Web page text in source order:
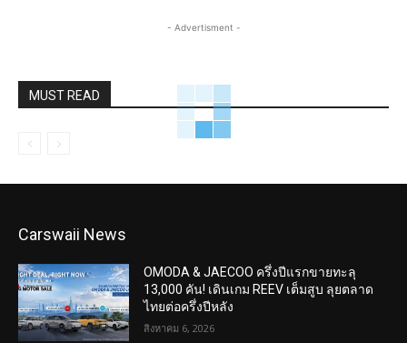
- Advertisment -
MUST READ
Carswaii News
OMODA & JAECOO ครึ่งปีแรกขายทะลุ
13,000 คัน! เดินเกม REEV เต็มสูบ ลุยตลาด
ไทยต่อครึ่งปีหลัง
สิงหาคม 6, 2026